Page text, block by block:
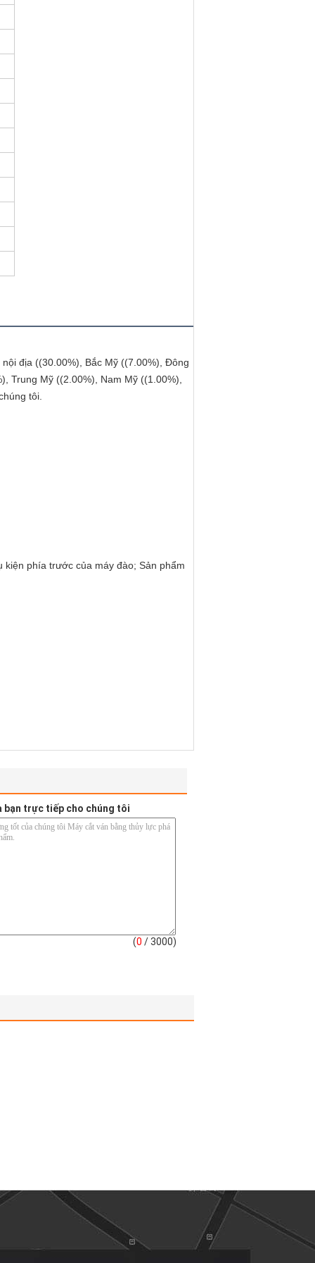
địa ((30.00%), Bắc Mỹ ((7.00%), Đông
Trung Mỹ ((2.00%), Nam Mỹ ((1.00%),
tôi.
phía trước của máy đào; Sản phẩm
bạn trực tiếp cho chúng tôi
(0 / 3000)